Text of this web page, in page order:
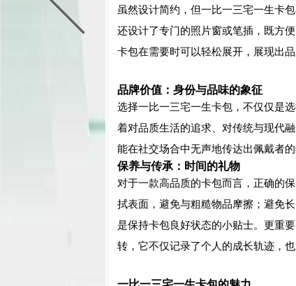
虽然设计简约，但一比一三宅一生卡
还设计了专门的照片窗或笔插，既方
卡包在需要时可以轻松展开，展现出
品牌价值：身份与品味的象征
选择一比一三宅一生卡包，不仅仅是
着对品质生活的追求、对传统与现代
能在社交场合中无声地传达出佩戴者的
保养与传承：时间的礼物
对于一款高品质的卡包而言，正确的
拭表面，避免与粗糙物品摩擦；避免
是保持卡包良好状态的小贴士。更重
转，它不仅记录了个人的成长轨迹，